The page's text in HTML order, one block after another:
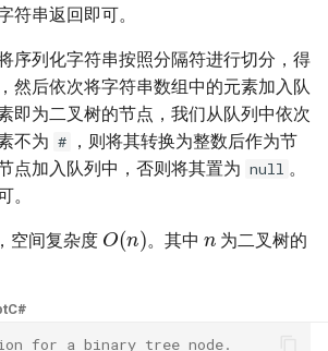
向链表
过一半
序
符串返回即可。
序列化字符串按照分隔符进行切分，得
然后依次将字符串数组中的元素加入队
即为二叉树的节点，我们从队列中依次
不为 #
，则将其转换为整数后作为节
点加入队列中，否则将其置为 null 。
。
，空间复杂度
O( )
。其中
为二叉树的
C#
for a binary tree node.